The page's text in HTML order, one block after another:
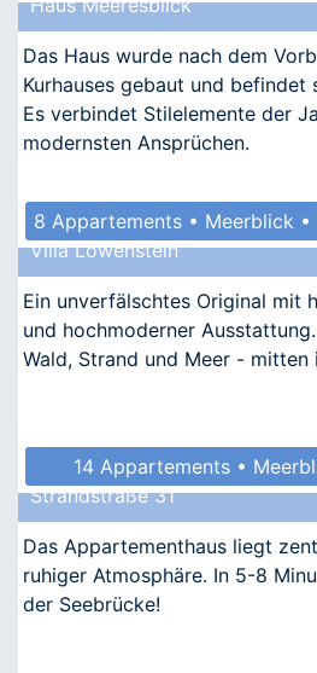
Das Haus wurde nach dem
Kurhauses gebaut und befindet
Es verbindet Stilelemente der
modernsten Ansprüchen.
8 Appartements • Meerblick •
Villa Löwenstein
Ein unverfälschtes Original mit
und hochmoderner
Wald, Strand und Meer - mitten
14 Appartements •
Strandstraße 31
Das Appartementhaus liegt
ruhiger Atmosphäre. In 5-8
der Seebrücke!